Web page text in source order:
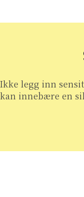
Ikke legg inn
kan innebære en